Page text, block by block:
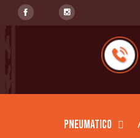
Pneumatico